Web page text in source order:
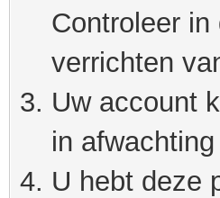
Controleer
verrichten
Uw account
in
U hebt deze